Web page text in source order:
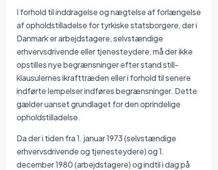
I forhold til inddragelse og nægtelse af forlængelse
af opholdstilladelse for tyrkiske statsborgere, der i
Danmark er arbejdstagere, selvstændige
erhvervsdrivende eller tjenesteydere, må der ikke
opstilles nye begrænsninger efter stand still-
klausulernes ikrafttræden eller i forhold til senere
indførte lempelser indføres begrænsninger. Dette
gælder uanset grundlaget for den oprindelige
opholdstilladelse.
Da der i tiden fra 1. januar 1973 (selvstændige
erhvervsdrivende og tjenesteydere) og 1.
december 1980 (arbejdstagere) og indtil i dag på